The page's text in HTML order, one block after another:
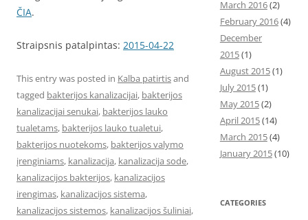
ČIA.
Straipsnis patalpintas: 2015-04-22
This entry was posted in Kalba patirtisand
tagged bakterijos kanalizacijai, bakterijos
kanalizacijai senukai, bakterijos lauko
tualetams, bakterijos lauko tualetui,
bakterijos nuotekoms, bakterijos valymo
įrenginiams, kanalizacija, kanalizacija sode,
kanalizacijos bakterijos, kanalizacijos
irengimas, kanalizacijos sistema,
kanalizacijos sistemos, kanalizacijos šuliniai,
March 2016(2)
February 2016(4)
December
2015(1)
August 2015(1)
July 2015(1)
May 2015(2)
April 2015(14)
March 2015(4)
January 2015(10)
CATEGORIES